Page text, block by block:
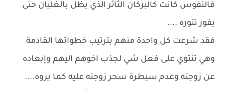
فالنفوس كانت كالبركان الثائر الذي يظل بالغليان حتى
يفور تنوره ....
فقد شرعت كل واحدة منهم بترتيب خطواتها القادمة
وهي تنتوي على فعل شي لجذب اخوهم اليهم وإبعاده
عن زوجته وعدم سيطرة سحر زوجته عليه كما يروه....